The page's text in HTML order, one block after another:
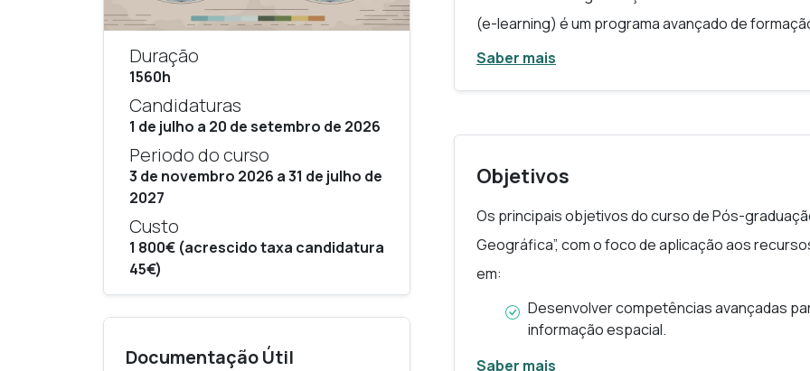
Duração
1560h
Candidaturas
1 de julho a 20 de setembro de 2026
Periodo do curso
3 de novembro 2026 a 31 de julho de
2027
Custo
1 800€ (acrescido taxa candidatura
45€)
Documentação Útil
(e-learning) é um programa avançado de
técnicas e analíticas no domínio da informação
metodologias e tecnologias que suportam a
dados geográficos.
crescimento da importância dos SIG em áreas
agricultura, os transportes, a saúde pública, a
a procura crescente por profissionais
espaciais e apoiar decisões estratégicas; a
surgimento de novas plataformas, sensores,
Saber mais
Objetivos
Os principais objetivos do curso de Pós-
Geográfica”, com o foco de aplicação aos
em:
Desenvolver competências avançadas
informação espacial.
Capacitar os estudantes para utilizar de
Saber mais